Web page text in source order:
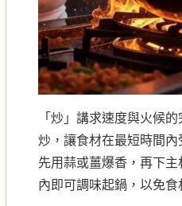
「炒」講求速度與火候
炒，讓食材在最短時間內
先用蒜或薑爆香，再下
內即可調味起鍋，以免食